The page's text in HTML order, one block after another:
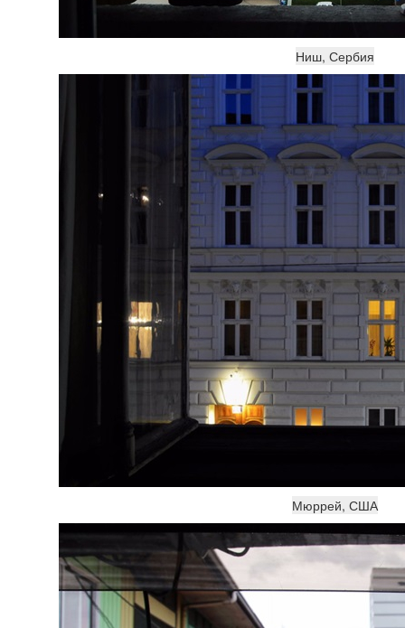
Ниш, Сербия
Мюррей, США